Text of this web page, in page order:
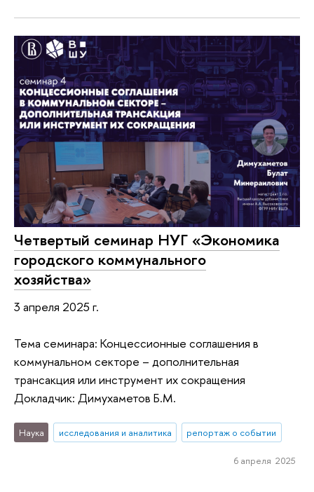
Четвертый семинар НУГ «Экономика
городского коммунального
хозяйства»
3 апреля 2025 г.
Тема семинара: Концессионные соглашения в
коммунальном секторе – дополнительная
трансакция или инструмент их сокращения
Докладчик: Димухаметов Б.М.
Наука исследования и аналитика репортаж о событии
6 апреля 2025